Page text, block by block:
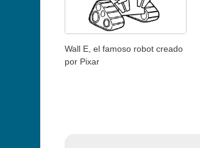
Wall E, el famoso robot creado
por Pixar